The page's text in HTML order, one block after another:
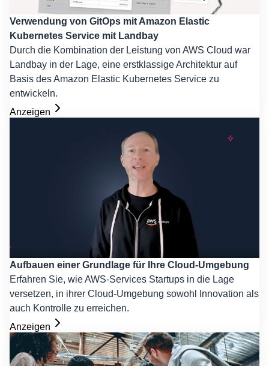
Verwendung von GitOps mit Amazon Elastic
Kubernetes Service mit Landbay
Durch die Kombination der Leistung von AWS Cloud war
Landbay in der Lage, eine erstklassige Architektur auf
Basis des Amazon Elastic Kubernetes Service zu
entwickeln.
Anzeigen
Aufbauen einer Grundlage für Ihre Cloud-Umgebung
Erfahren Sie, wie AWS-Services Startups in die Lage
versetzen, in ihrer Cloud-Umgebung sowohl Innovation als
auch Kontrolle zu erreichen.
Anzeigen